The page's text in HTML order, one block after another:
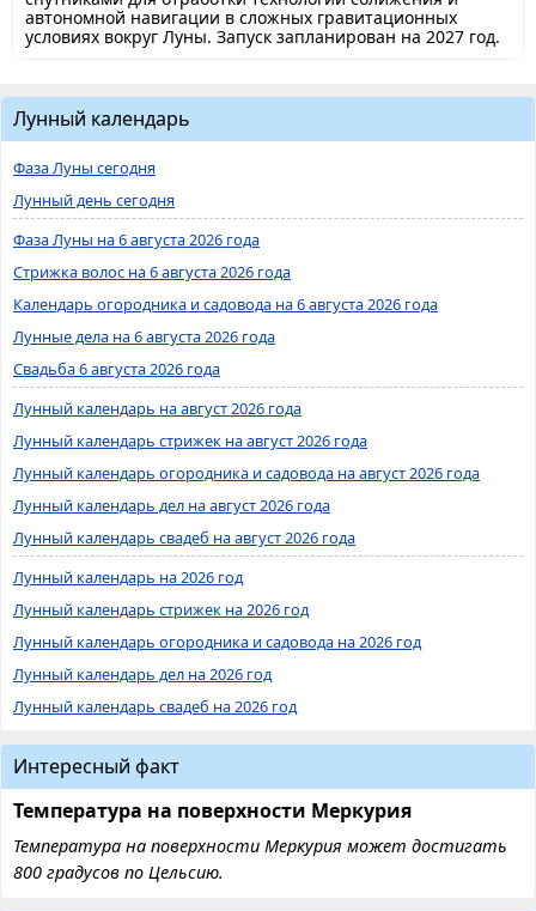
автономной навигации в сложных гравитационных
условиях вокруг Луны. Запуск запланирован на 2027 год.
Лунный календарь
Фаза Луны сегодня
Лунный день сегодня
Фаза Луны на 6 августа 2026 года
Стрижка волос на 6 августа 2026 года
Календарь огородника и садовода на 6 августа 2026 года
Лунные дела на 6 августа 2026 года
Свадьба 6 августа 2026 года
Лунный календарь на август 2026 года
Лунный календарь стрижек на август 2026 года
Лунный календарь огородника и садовода на август 2026 года
Лунный календарь дел на август 2026 года
Лунный календарь свадеб на август 2026 года
Лунный календарь на 2026 год
Лунный календарь стрижек на 2026 год
Лунный календарь огородника и садовода на 2026 год
Лунный календарь дел на 2026 год
Лунный календарь свадеб на 2026 год
Интересный факт
Температура на поверхности Меркурия
Температура на поверхности Меркурия может достигать
800 градусов по Цельсию.